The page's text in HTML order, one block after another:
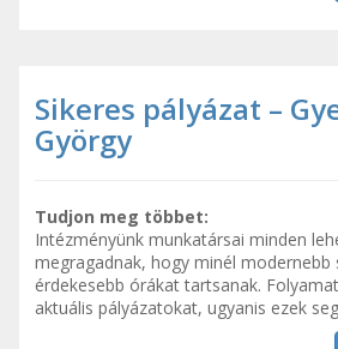
Sikeres pályázat –
György
Tudjon meg többet:
Intézményünk munkatársai minden
megragadnak, hogy minél modernebb
érdekesebb órákat tartsanak.
aktuális pályázatokat, ugyanis ezek